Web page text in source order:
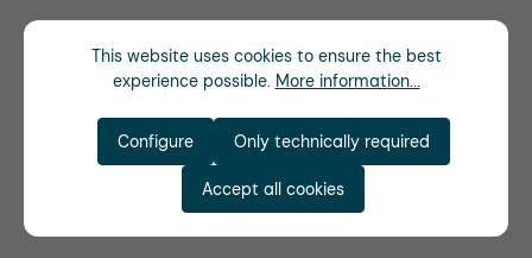
This website uses cookies to ensure the best
experience possible. More information...
Only technically required
Configure
Accept all cookies